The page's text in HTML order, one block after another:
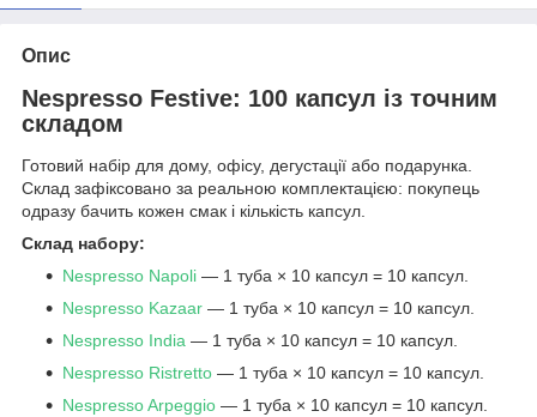
Опис
Nespresso Festive: 100 капсул із точним
складом
Готовий набір для дому, офісу, дегустації або подарунка.
Склад зафіксовано за реальною комплектацією: покупець
одразу бачить кожен смак і кількість капсул.
Склад набору:
Nespresso Napoli — 1 туба × 10 капсул = 10 капсул.
Nespresso Kazaar — 1 туба × 10 капсул = 10 капсул.
Nespresso India — 1 туба × 10 капсул = 10 капсул.
Nespresso Ristretto — 1 туба × 10 капсул = 10 капсул.
Nespresso Arpeggio — 1 туба × 10 капсул = 10 капсул.